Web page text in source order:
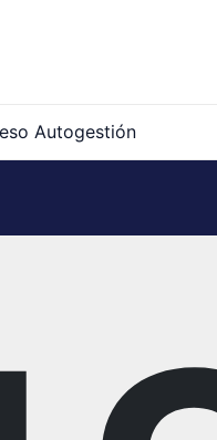
Autogestión